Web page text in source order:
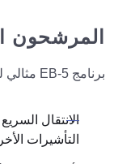
المرشحون
برنامج EB-5 مثالي للأجانب المقتدرين الذين يرغبون في:
التأشيرات